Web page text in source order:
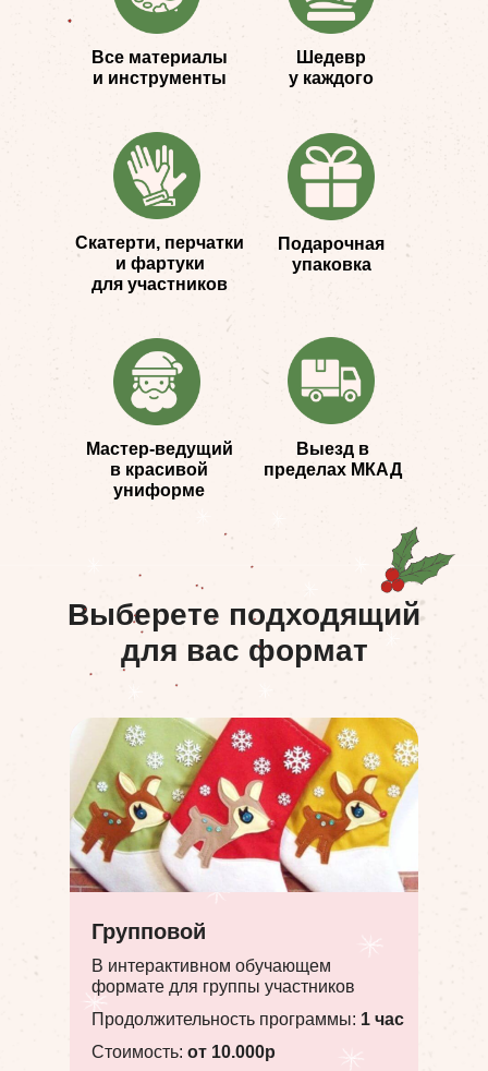
Все материалы
и инструменты
Шедевр
у каждого
Скатерти, перчатки
и фартуки
для участников
Подарочная
упаковка
Мастер-ведущий
в красивой
униформе
Выезд в
пределах МКАД
Выберете подходящий
для вас формат
Групповой
В интерактивном обучающем
формате для группы участников
Продолжительность программы: 1 час
Стоимость: от 10.000р